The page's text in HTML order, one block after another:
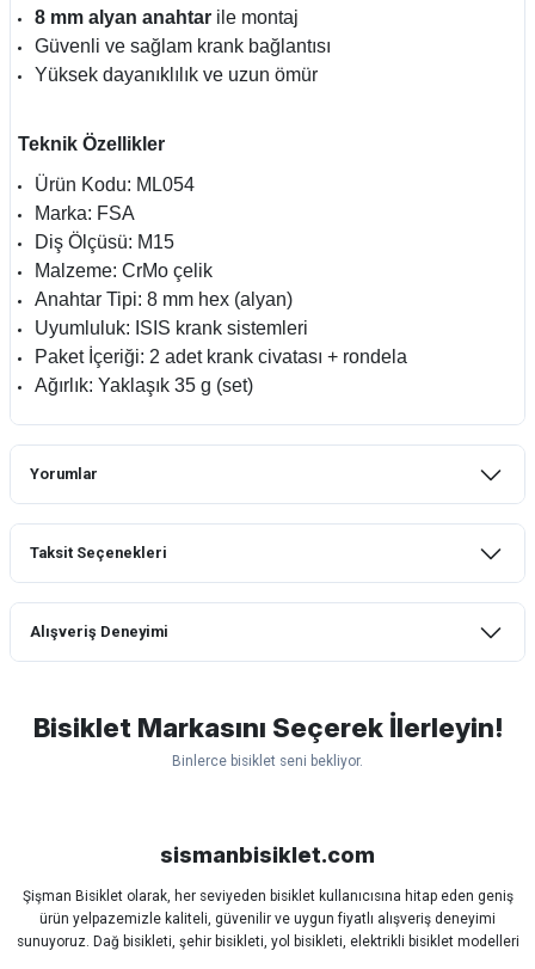
8 mm alyan anahtar ile montaj
Güvenli ve sağlam krank bağlantısı
Yüksek dayanıklılık ve uzun ömür
Teknik Özellikler
Ürün Kodu: ML054
Marka: FSA
Diş Ölçüsü: M15
Malzeme: CrMo çelik
Anahtar Tipi: 8 mm hex (alyan)
Uyumluluk: ISIS krank sistemleri
Paket İçeriği: 2 adet krank civatası + rondela
Ağırlık: Yaklaşık 35 g (set)
Yorumlar
Taksit Seçenekleri
Alışveriş Deneyimi
lastik yanak kısmından 3cm yarıldı ama
normal sürüşe uygun
Bahriye Akay Tan | 21/07/2026
Siparişim problemsiz geldi teşekkürler.
Bisiklet Markasını Seçerek İlerleyin!
Binlerce bisiklet seni bekliyor.
sismanbisiklet.com
Şişman Bisiklet olarak, her seviyeden bisiklet kullanıcısına hitap eden geniş
ürün yelpazemizle kaliteli, güvenilir ve uygun fiyatlı alışveriş deneyimi
sunuyoruz. Dağ bisikleti, şehir bisikleti, yol bisikleti, elektrikli bisiklet modelleri